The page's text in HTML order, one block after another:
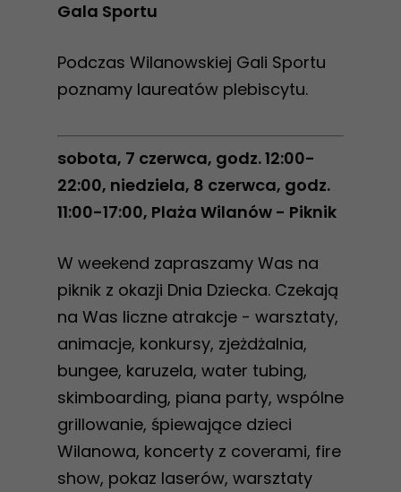
Gala Sportu
Podczas Wilanowskiej Gali Sportu
poznamy laureatów plebiscytu.
sobota, 7 czerwca, godz. 12:00-
22:00, niedziela, 8 czerwca, godz.
11:00-17:00, Plaża Wilanów - Piknik
W weekend zapraszamy Was na
piknik z okazji Dnia Dziecka. Czekają
na Was liczne atrakcje - warsztaty,
animacje, konkursy, zjeżdżalnia,
bungee, karuzela, water tubing,
skimboarding, piana party, wspólne
grillowanie, śpiewające dzieci
Wilanowa, koncerty z coverami, fire
show, pokaz laserów, warsztaty